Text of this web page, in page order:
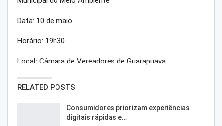
Data: 10 de maio
Horário: 19h30
Local: Câmara de Vereadores de Guarapuava
RELATED POSTS
Consumidores priorizam experiências
digitais rápidas e…